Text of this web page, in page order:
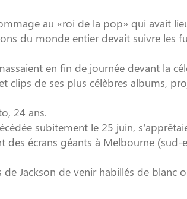
au «roi de la pop» qui avait
du monde entier devait suivre les
en fin de journée devant la
clips de ses plus célèbres albums,
24 ans.
subitement le 25 juin,
des écrans géants à Melbourne (sud-
Jackson de venir habillés de blanc